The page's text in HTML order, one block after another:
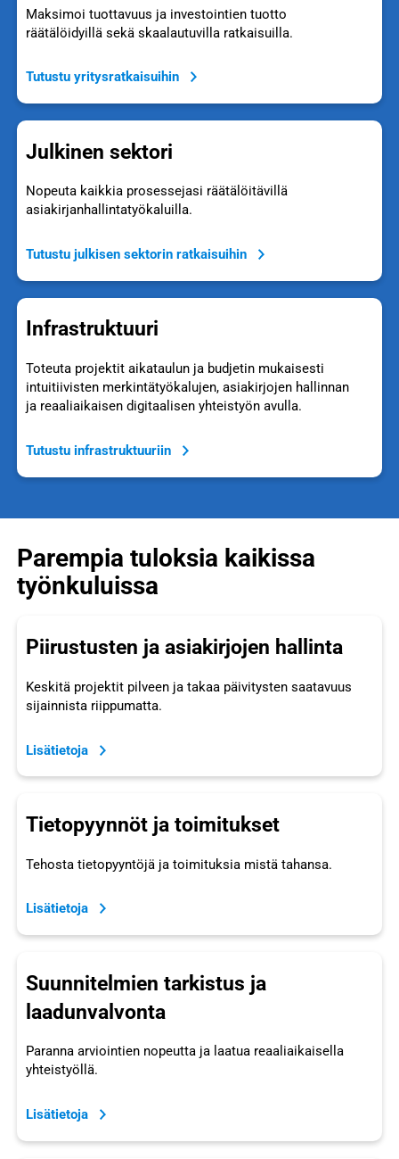
Maksimoi tuottavuus ja investointien tuotto
räätälöidyillä sekä skaalautuvilla ratkaisuilla.
Tutustu yritysratkaisuihin
Julkinen sektori
Nopeuta kaikkia prosessejasi räätälöitävillä
asiakirjanhallintatyökaluilla.
Tutustu julkisen sektorin ratkaisuihin
Infrastruktuuri
Toteuta projektit aikataulun ja budjetin mukaisesti
intuitiivisten merkintätyökalujen, asiakirjojen hallinnan
ja reaaliaikaisen digitaalisen yhteistyön avulla.
Tutustu infrastruktuuriin
Parempia tuloksia kaikissa
työnkuluissa
Piirustusten ja asiakirjojen hallinta
Keskitä projektit pilveen ja takaa päivitysten saatavuus
sijainnista riippumatta.
Lisätietoja
Tietopyynnöt ja toimitukset
Tehosta tietopyyntöjä ja toimituksia mistä tahansa.
Lisätietoja
Suunnitelmien tarkistus ja
laadunvalvonta
Paranna arviointien nopeutta ja laatua reaaliaikaisella
yhteistyöllä.
Lisätietoja